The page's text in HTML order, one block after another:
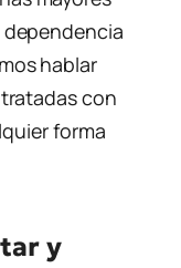
hablar
con
forma
y